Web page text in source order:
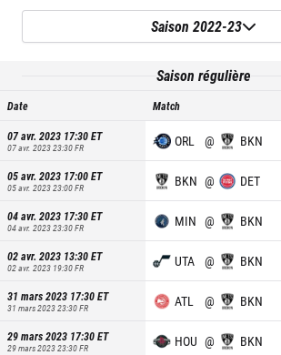
Saison 2022-23
Saison régulière
Date Match
07 avr. 2023 17:30ET
07 avr. 2023 23:30FR ORL @ BKN
05 avr. 2023 17:00ET
05 avr. 2023 23:00FR BKN @ DET
04 avr. 2023 17:30ET
04 avr. 2023 23:30FR MIN @ BKN
02 avr. 2023 13:30ET
02 avr. 2023 19:30FR UTA @ BKN
31 mars 2023 17:30ET
31 mars 2023 23:30FR ATL @ BKN
29 mars 2023 17:30ET
29 mars 2023 23:30FR HOU @ BKN